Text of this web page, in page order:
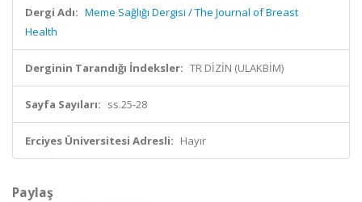
Dergi Adı: Meme Sağlığı Dergisi / The Journal of Breast
Health
Derginin Tarandığı İndeksler: TR DİZİN (ULAKBİM)
Sayfa Sayıları: ss.25-28
Erciyes Üniversitesi Adresli: Hayır
Paylaş